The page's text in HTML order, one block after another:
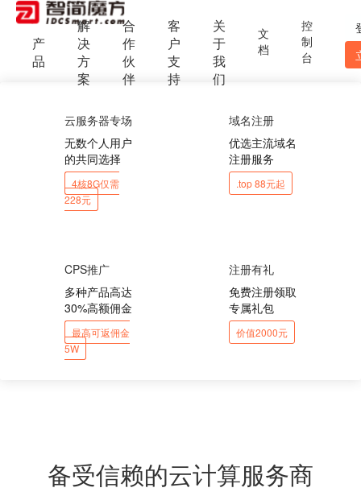
产
品
解
决
方
案
合
作
伙
伴
客
户
支
持
关
于
我
们
文
档
控
制
台
云服务器专场
无数个人用户
的共同选择
4核8G仅需
228元
域名注册
优选主流域名
注册服务
.top 88元起
CPS推广
多种产品高达
30%高额佣金
最高可返佣金
5W
注册有礼
免费注册领取
专属礼包
价值2000元
备受信赖的云计算服务商